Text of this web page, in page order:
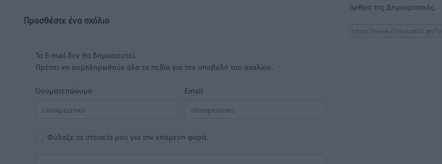
Προσθέστε ένα σχόλιο
Το E-mail δεν θα δημοσιευτεί.
Πρέπει να συμπληρωθούν όλα τα πεδία για την υποβολή του σχολίου.
Όνοματεπώνυμο Email
Φύλαξε τα στοιχεία μου για την επόμενη φορά.
άρθρο της Δημοκρατικής.